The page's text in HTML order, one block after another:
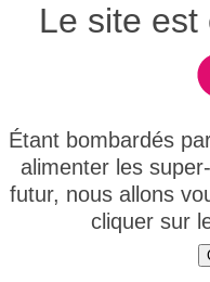
Le site
Étant bombardés
alimenter les
futur, nous allons
cliquer sur